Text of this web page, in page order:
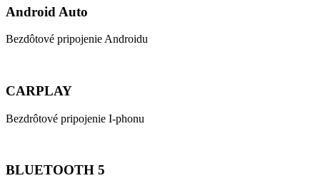
Android Auto
Bezdôtové pripojenie Androidu
CARPLAY
Bezdrôtové pripojenie I-phonu
BLUETOOTH 5